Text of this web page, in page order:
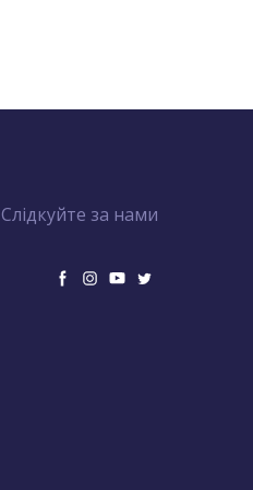
Слідкуйте за нами